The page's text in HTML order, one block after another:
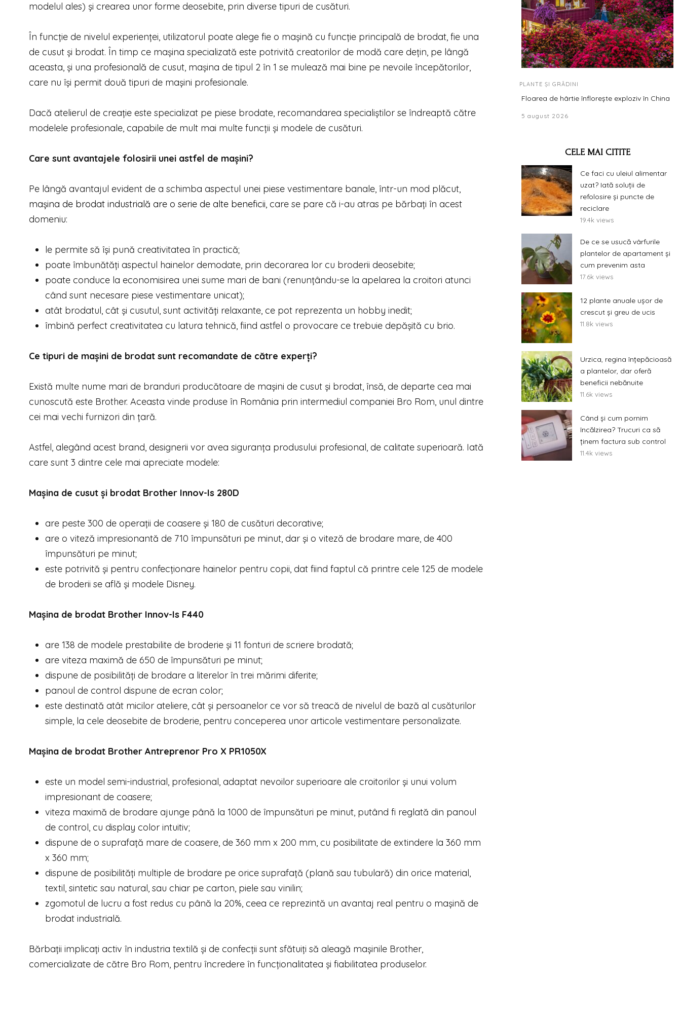
modelul ales) și crearea unor forme deosebite, prin diverse tipuri de cusături.
În funcție de nivelul experienței, utilizatorul poate alege fie o mașină cu funcție principală de brodat, fie una
de cusut și brodat. În timp ce mașina specializată este potrivită creatorilor de modă care dețin, pe lângă
aceasta, și una profesională de cusut, mașina de tipul 2 în 1 se mulează mai bine pe nevoile începătorilor,
care nu își permit două tipuri de mașini profesionale.
Dacă atelierul de creație este specializat pe piese brodate, recomandarea specialiștilor se îndreaptă către
modelele profesionale, capabile de mult mai multe funcții și modele de cusături.
Care sunt avantajele folosirii unei astfel de mașini?
Pe lângă avantajul evident de a schimba aspectul unei piese vestimentare banale, într-un mod plăcut,
mașina de brodat industrială are o serie de alte beneficii, care se pare că i-au atras pe bărbați în acest
domeniu:
le permite să își pună creativitatea în practică;
poate îmbunătăți aspectul hainelor demodate, prin decorarea lor cu broderii deosebite;
poate conduce la economisirea unei sume mari de bani (renunțându-se la apelarea la croitori atunci
când sunt necesare piese vestimentare unicat);
atât brodatul, cât și cusutul, sunt activități relaxante, ce pot reprezenta un hobby inedit;
îmbină perfect creativitatea cu latura tehnică, fiind astfel o provocare ce trebuie depășită cu brio.
Ce tipuri de mașini de brodat sunt recomandate de către experți?
Există multe nume mari de branduri producătoare de mașini de cusut și brodat, însă, de departe cea mai
cunoscută este Brother. Aceasta vinde produse în România prin intermediul companiei Bro Rom, unul dintre
cei mai vechi furnizori din țară.
Astfel, alegând acest brand, designerii vor avea siguranța produsului profesional, de calitate superioară. Iată
care sunt 3 dintre cele mai apreciate modele:
Mașina de cusut și brodat Brother Innov-Is 280D
are peste 300 de operații de coasere și 180 de cusături decorative;
are o viteză impresionantă de 710 împunsături pe minut, dar și o viteză de brodare mare, de 400
împunsături pe minut;
este potrivită și pentru confecționare hainelor pentru copii, dat fiind faptul că printre cele 125 de modele
de broderii se află și modele Disney.
Mașina de brodat Brother Innov-Is F440
are 138 de modele prestabilite de broderie și 11 fonturi de scriere brodată;
are viteza maximă de 650 de împunsături pe minut;
dispune de posibilități de brodare a literelor în trei mărimi diferite;
panoul de control dispune de ecran color;
este destinată atât micilor ateliere, cât și persoanelor ce vor să treacă de nivelul de bază al cusăturilor
simple, la cele deosebite de broderie, pentru conceperea unor articole vestimentare personalizate.
Mașina de brodat Brother Antreprenor Pro X PR1050X
este un model semi-industrial, profesional, adaptat nevoilor superioare ale croitorilor și unui volum
impresionant de coasere;
viteza maximă de brodare ajunge până la 1000 de împunsături pe minut, putând fi reglată din panoul
de control, cu display color intuitiv;
dispune de o suprafață mare de coasere, de 360 mm x 200 mm, cu posibilitate de extindere la 360 mm
x 360 mm;
dispune de posibilități multiple de brodare pe orice suprafață (plană sau tubulară) din orice material,
textil, sintetic sau natural, sau chiar pe carton, piele sau vinilin;
zgomotul de lucru a fost redus cu până la 20%, ceea ce reprezintă un avantaj real pentru o mașină de
brodat industrială.
Bărbații implicați activ în industria textilă și de confecții sunt sfătuiți să aleagă mașinile Brother,
comercializate de către Bro Rom, pentru încredere în funcționalitatea și fiabilitatea produselor.
PLANTE ȘI GRĂDINI
Floarea de hârtie înflorește exploziv în China
5 august 2026
CELE MAI CITITE
Ce faci cu uleiul alimentar
uzat? Iată soluții de
refolosire și puncte de
reciclare
19.4k views
De ce se usucă vârfurile
plantelor de apartament și
cum prevenim asta
17.6k views
12 plante anuale ușor de
crescut și greu de ucis
11.8k views
Urzica, regina înțepăcioasă
a plantelor, dar oferă
beneficii nebănuite
11.6k views
Când și cum pornim
încălzirea? Trucuri ca să
ținem factura sub control
11.4k views